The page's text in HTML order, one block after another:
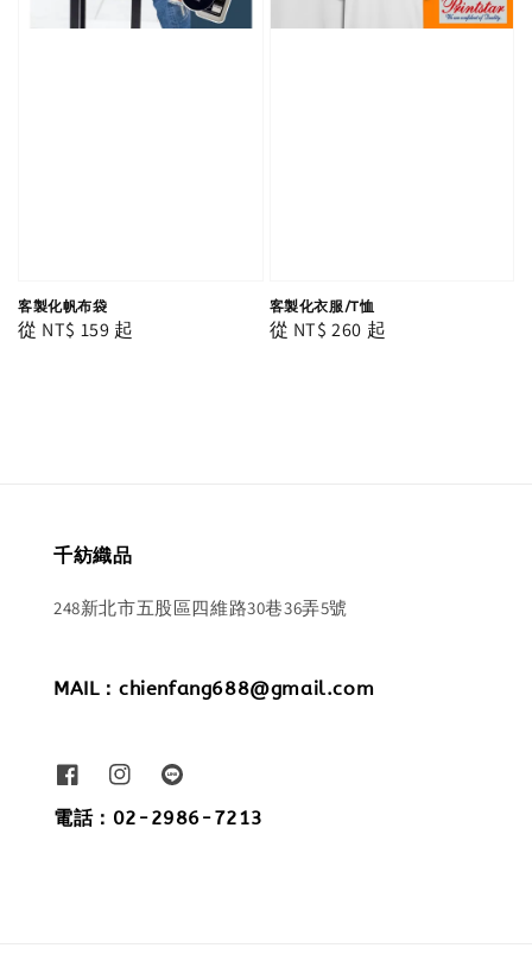
客製化帆布袋
Regular
從 NT$ 159 起
客製化衣服/T恤
Regular
從 NT$ 260 起
千紡織品
248新北市五股區四維路30巷36弄5號
MAIL：chienfang688@gmail.com
電話：02-2986-7213